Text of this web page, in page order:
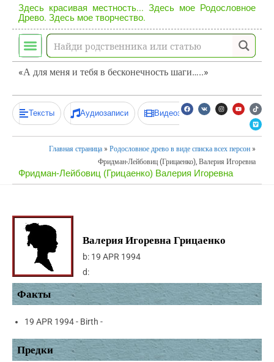
Здесь красивая местность... Здесь мое Родословное
Древо. Здесь мое творчество.
«А для меня и тебя в бесконечность шаги…..»
Тексты Аудиозаписи Видеозаписи
Главная страница » Родословное древо в виде списка всех персон »
Фридман-Лейбовиц (Грицаенко), Валерия Игоревна
Фридман-Лейбовиц (Грицаенко) Валерия Игоревна
Валерия Игоревна Грицаенко
b: 19 APR 1994
d:
Факты
19 APR 1994 - Birth -
Предки